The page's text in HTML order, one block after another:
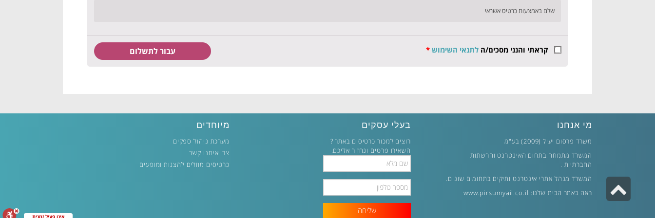
שלם באמצעות כרטיס אשראי
קראתי והנני מסכים/הלתנאי השימוש *
מי אנחנו
משרד פרסום יעיל (2009) בע"מ
המשרד מתמחה בתחום האינטרנט והרשתות
החברתיות .
המשרד מנהל אתרי אינטרנט ותיקים בתחומים שונים.
ראה באתר הבית שלנו: www.pirsumyail.co.il
בעלי עסקים
רוצים למכור כרטיסים באתר ?
השאירו פרטים ונחזור אליכם.
Full
Name
Phone
Number
מיוחדים
מערכת ניהול ספקים
צרו איתנו קשר
כרטיסים מוזלים להצגות ומופעים
גלילה
לראש אינו פעיל זמנית